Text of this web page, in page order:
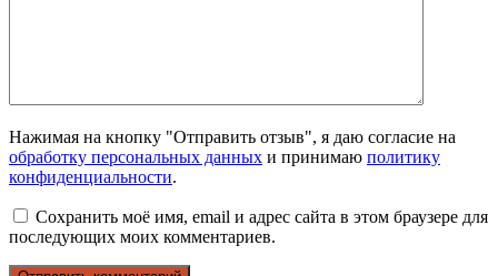
Нажимая на кнопку "Отправить отзыв", я даю согласие на
обработку персональных данных и принимаю политику
конфиденциальности.
Сохранить моё имя, email и адрес сайта в этом браузере для
последующих моих комментариев.